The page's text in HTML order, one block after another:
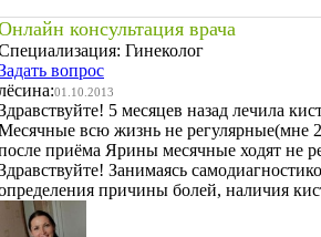
консультация врача
Гинеколог
вопрос
01.10.2013
5 месяцев назад лечила
всю жизнь не регулярные(мне
приёма Ярины месячные ходят не
Занимаясь
причины болей, наличия